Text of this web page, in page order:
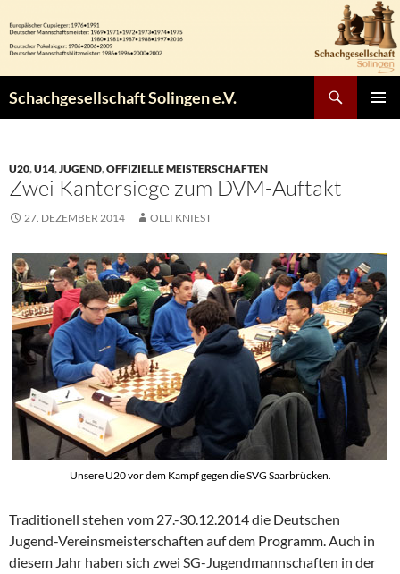
Inhalt
springen
Schachgesellschaft Solingen e.V.
U20,U14,JUGEND,OFFIZIELLE MEISTERSCHAFTEN
Zwei Kantersiege zum DVM-Auftakt
27. DEZEMBER 2014 OLLI KNIEST
Unsere U20 vor dem Kampf gegen die SVG Saarbrücken.
Traditionell stehen vom 27.-30.12.2014 die Deutschen
Jugend-Vereinsmeisterschaften auf dem Programm. Auch in
diesem Jahr haben sich zwei SG-Jugendmannschaften in der